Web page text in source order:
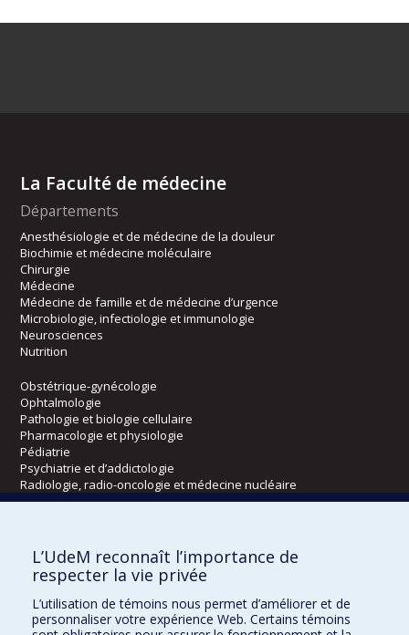
La Faculté de médecine
Départements
Anesthésiologie et de médecine de la douleur
Biochimie et médecine moléculaire
Chirurgie
Médecine
Médecine de famille et de médecine d’urgence
Microbiologie, infectiologie et immunologie
Neurosciences
Nutrition
Obstétrique-gynécologie
Ophtalmologie
Pathologie et biologie cellulaire
Pharmacologie et physiologie
Pédiatrie
Psychiatrie et d’addictologie
Radiologie, radio-oncologie et médecine nucléaire
Écoles
Kinésiologie et des sciences de l’activité physique
Orthophonie et audiologie
Réadaptation
L’UdeM reconnaît l’importance de
respecter la vie privée
L’utilisation de témoins nous permet d’améliorer et de
personnaliser votre expérience Web. Certains témoins